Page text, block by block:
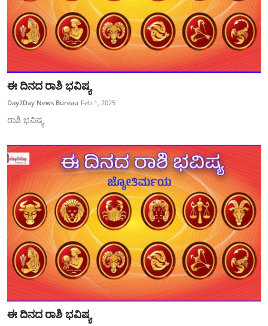
ಈ ದಿನದ ರಾಶಿ ಭವಿಷ್ಯ
Day2Day News Bureau Feb 1, 2025
ರಾಶಿ ಭವಿಷ್ಯ
ಈ ದಿನದ ರಾಶಿ ಭವಿಷ್ಯ